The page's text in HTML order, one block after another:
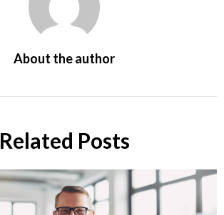
About the author
Related Posts